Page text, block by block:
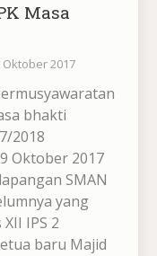
Masa
Oktober 2017
bhakti
2018
Oktober 2017
SMAN
yang
IPS 2
baru Majid